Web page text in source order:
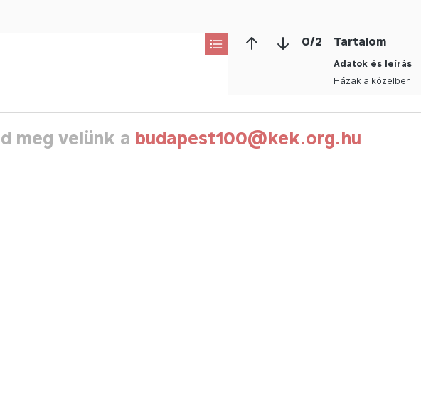
0/2 Tartalom
Adatok és leírás
Házak a közelben
meg velünk a budapest100@kek.org.hu